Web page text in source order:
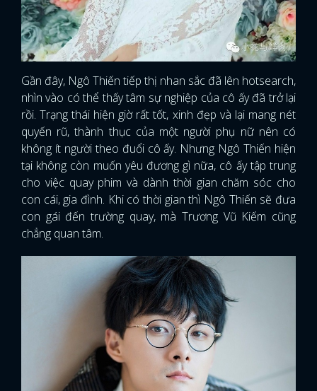
Gần đây, Ngô Thiến tiếp thị nhan sắc đã lên hotsearch,
nhìn vào có thể thấy tâm sự nghiệp của cô ấy đã trở lại
rồi. Trạng thái hiện giờ rất tốt, xinh đẹp và lại mang nét
quyến rũ, thành thục của một người phụ nữ nên có
không ít người theo đuổi cô ấy. Nhưng Ngô Thiến hiện
tại không còn muốn yêu đương gì nữa, cô ấy tập trung
cho việc quay phim và dành thời gian chăm sóc cho
con cái, gia đình. Khi có thời gian thì Ngô Thiến sẽ đưa
con gái đến trường quay, mà Trương Vũ Kiếm cũng
chẳng quan tâm.